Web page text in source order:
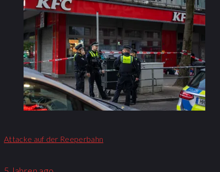
Attacke auf der Reeperbahn